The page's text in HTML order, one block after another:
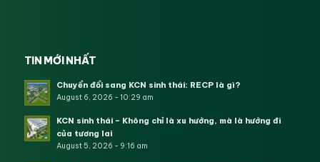
TIN MỚI NHẤT
Chuyển đổi sang KCN sinh thái: RECP là gì?
August 6, 2026 - 10:29 am
KCN sinh thái – Không chỉ là xu hướng, mà là hướng đi
của tương lai
August 5, 2026 - 9:16 am